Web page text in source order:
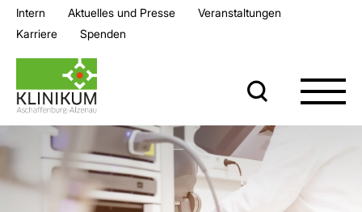
Intern Aktuelles und Presse
Veran­staltungen
Karriere
Spenden